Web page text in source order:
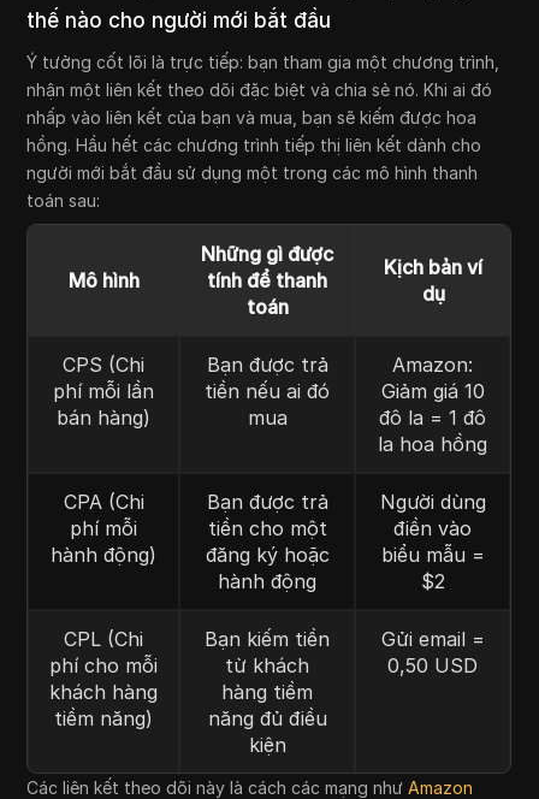
thế nào cho người mới bắt đầu
Ý tưởng cốt lõi là trực tiếp: bạn tham gia một chương trình,
nhận một liên kết theo dõi đặc biệt và chia sẻ nó. Khi ai đó
nhấp vào liên kết của bạn và mua, bạn sẽ kiếm được hoa
hồng. Hầu hết các chương trình tiếp thị liên kết dành cho
người mới bắt đầu sử dụng một trong các mô hình thanh
toán sau:
Mô hình
Những gì được
tính để thanh
toán
Kịch bản ví
dụ
CPS (Chi
phí mỗi lần
bán hàng)
Bạn được trả
tiền nếu ai đó
mua
Amazon:
Giảm giá 10
đô la = 1 đô
la hoa hồng
CPA (Chi
phí mỗi
hành động)
Bạn được trả
tiền cho một
đăng ký hoặc
hành động
Người dùng
điền vào
biểu mẫu =
$2
CPL (Chi
phí cho mỗi
khách hàng
tiềm năng)
Bạn kiếm tiền
từ khách
hàng tiềm
năng đủ điều
kiện
Gửi email =
0,50 USD
Các liên kết theo dõi này là cách các mạng nhưAmazon